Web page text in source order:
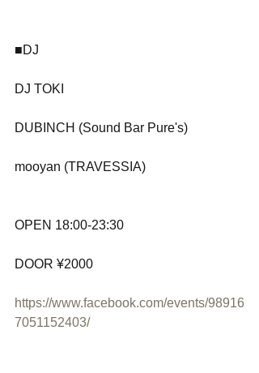
■DJ
DJ TOKI
DUBINCH (Sound Bar Pure's)
mooyan (TRAVESSIA)
OPEN 18:00-23:30
DOOR ¥2000
https://www.facebook.com/events/98916
7051152403/